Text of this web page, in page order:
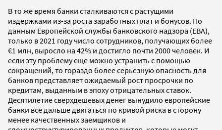
В то же время банки сталкиваются с растущими
издержками из-за роста заработных плат и бонусов. По
данным Европейской службы банковского надзора (EBA),
только в 2021 году число сотрудников, получающих более
€1 млн, выросло на 42% и достигло почти 2000 человек. И
если эту проблему еще можно устранить с помощью
сокращений, то гораздо более серьезную опасность для
банков представляет ожидаемый рост просрочки по
кредитам, выданным в эпоху отрицательных ставок.
Десятилетие сверхдешевых денег вынудило европейские
банки все дальше двигаться по кривой риска в сторону
менее качественных заемщиков и